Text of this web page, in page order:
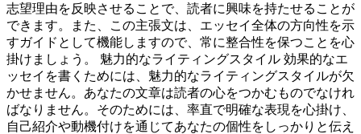
志望理由を反映させることで、読者に興味を持たせることが
できます。また、この主張文は、エッセイ全体の方向性を示
すガイドとして機能しますので、常に整合性を保つことを心
掛けましょう。 魅力的なライティングスタイル 効果的なエ
ッセイを書くためには、魅力的なライティングスタイルが欠
かせません。あなたの文章は読者の心をつかむものでなけれ
ばなりません。そのためには、率直で明確な表現を心掛け、
自己紹介や動機付けを通じてあなたの個性をしっかりと伝え